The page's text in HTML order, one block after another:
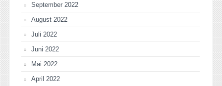
September 2022
August 2022
Juli 2022
Juni 2022
Mai 2022
April 2022